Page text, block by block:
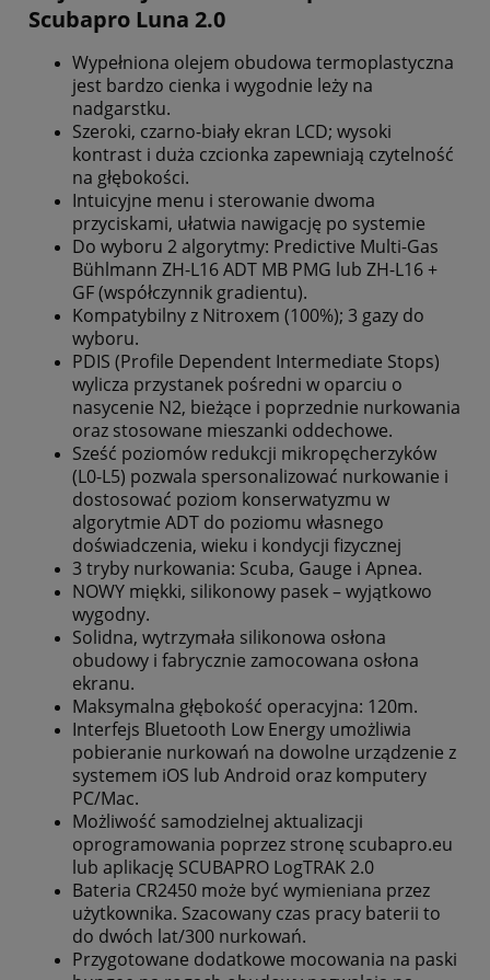
Scubapro Luna 2.0
Wypełniona olejem obudowa termoplastyczna
jest bardzo cienka i wygodnie leży na
nadgarstku.
Szeroki, czarno-biały ekran LCD; wysoki
kontrast i duża czcionka zapewniają czytelność
na głębokości.
Intuicyjne menu i sterowanie dwoma
przyciskami, ułatwia nawigację po systemie
Do wyboru 2 algorytmy: Predictive Multi-Gas
Bühlmann ZH-L16 ADT MB PMG lub ZH-L16 +
GF (współczynnik gradientu).
Kompatybilny z Nitroxem (100%); 3 gazy do
wyboru.
PDIS (Profile Dependent Intermediate Stops)
wylicza przystanek pośredni w oparciu o
nasycenie N2, bieżące i poprzednie nurkowania
oraz stosowane mieszanki oddechowe.
Sześć poziomów redukcji mikropęcherzyków
(L0-L5) pozwala spersonalizować nurkowanie i
dostosować poziom konserwatyzmu w
algorytmie ADT do poziomu własnego
doświadczenia, wieku i kondycji fizycznej
3 tryby nurkowania: Scuba, Gauge i Apnea.
NOWY miękki, silikonowy pasek – wyjątkowo
wygodny.
Solidna, wytrzymała silikonowa osłona
obudowy i fabrycznie zamocowana osłona
ekranu.
Maksymalna głębokość operacyjna: 120m.
Interfejs Bluetooth Low Energy umożliwia
pobieranie nurkowań na dowolne urządzenie z
systemem iOS lub Android oraz komputery
PC/Mac.
Możliwość samodzielnej aktualizacji
oprogramowania poprzez stronę scubapro.eu
lub aplikację SCUBAPRO LogTRAK 2.0
Bateria CR2450 może być wymieniana przez
użytkownika. Szacowany czas pracy baterii to
do dwóch lat/300 nurkowań.
Przygotowane dodatkowe mocowania na paski